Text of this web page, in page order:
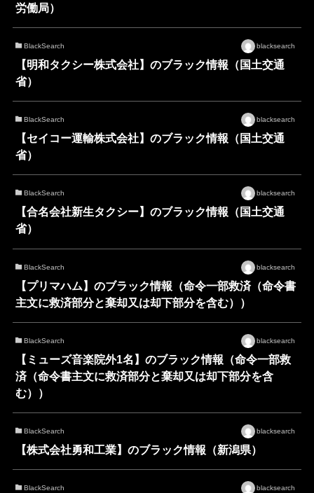
労働局）
BlackSearch blacksearch
【明和タクシー株式会社】のブラック情報（国土交通
省）
BlackSearch blacksearch
【セイコー運輸株式会社】のブラック情報（国土交通
省）
BlackSearch blacksearch
【合名会社新生タクシー】のブラック情報（国土交通
省）
BlackSearch blacksearch
【プリマハム】のブラック情報（命令一部救済（命令書
主文に救済部分と棄却又は却下部分を含む））
BlackSearch blacksearch
【ミューズ音楽院外1名】のブラック情報（命令一部救
済（命令書主文に救済部分と棄却又は却下部分を含
む））
BlackSearch blacksearch
【株式会社勇和工業】のブラック情報（新潟県）
BlackSearch blacksearch